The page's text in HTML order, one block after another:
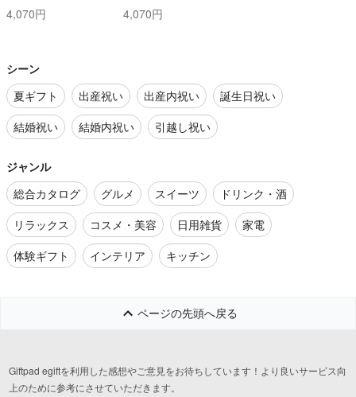
4,070円
4,070円
シーン
夏ギフト
出産祝い 出産内祝い
誕生日祝い
結婚祝い
結婚内祝い 引越し祝い
ジャンル
総合カタログ
グルメ スイーツ
ドリンク・酒
リラックス
コスメ・美容 日用雑貨
家電
体験ギフト
インテリア キッチン
ページの先頭へ戻る
Giftpad egiftを利用した感想やご意見をお待ちしています！より良いサービス向
上のために参考にさせていただきます。